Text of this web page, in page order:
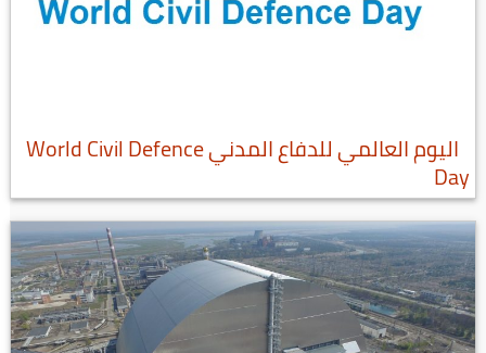
اليوم العالمي للدفاع المدني World Civil Defence
Day